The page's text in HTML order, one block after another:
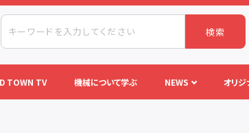
検索
TOWN TV 機械について学ぶ NEWS オリ